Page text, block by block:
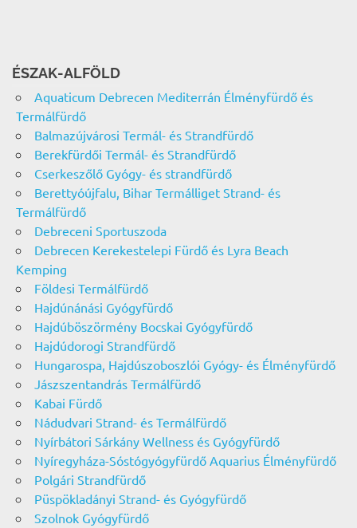
ÉSZAK-ALFÖLD
Aquaticum Debrecen Mediterrán Élményfürdő és
Termálfürdő
Balmazújvárosi Termál- és Strandfürdő
Berekfürdői Termál- és Strandfürdő
Cserkeszőlő Gyógy- és strandfürdő
Berettyóújfalu, Bihar Termálliget Strand- és
Termálfürdő
Debreceni Sportuszoda
Debrecen Kerekestelepi Fürdő és Lyra Beach
Kemping
Földesi Termálfürdő
Hajdúnánási Gyógyfürdő
Hajdúböszörmény Bocskai Gyógyfürdő
Hajdúdorogi Strandfürdő
Hungarospa, Hajdúszoboszlói Gyógy- és Élményfürdő
Jászszentandrás Termálfürdő
Kabai Fürdő
Nádudvari Strand- és Termálfürdő
Nyírbátori Sárkány Wellness és Gyógyfürdő
Nyíregyháza-Sóstógyógyfürdő Aquarius Élményfürdő
Polgári Strandfürdő
Püspökladányi Strand- és Gyógyfürdő
Szolnok Gyógyfürdő